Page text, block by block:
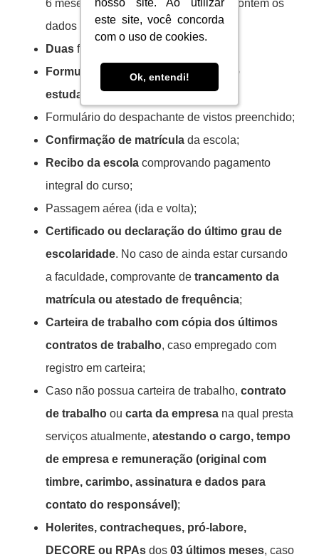
nosso site. Ao utilizar
este site, você concorda
com o uso de cookies.
Ok, entendi!
nosso site. Ao utilizar
este site, você concorda
com o uso de cookies.
Ok, entendi!
6 meses de validade) da página que contém os
dados pessoais;
Duasfotos 3×4 recentes;
Formulário obrigatório para visto de
estudante disponívelneste link;
Formulário do despachante de vistos preenchido;
Confirmação de matrículada escola;
Recibo da escolacomprovando pagamento
integral do curso;
Passagem aérea (ida e volta);
Certificado ou declaração do último grau de
escolaridade. No caso de ainda estar cursando
a faculdade, comprovante de trancamento da
matrícula ou atestado de frequência;
Carteira de trabalho com cópia dos últimos
contratos de trabalho, caso empregado com
registro em carteira;
Caso não possua carteira de trabalho, contrato
de trabalhoou carta da empresa na qual presta
serviços atualmente, atestando o cargo, tempo
de empresa e remuneração (original com
timbre, carimbo, assinatura e dados para
contato do responsável);
Holerites, contracheques, pró-labore,
DECORE ou RPAsdos 03 últimos meses, caso